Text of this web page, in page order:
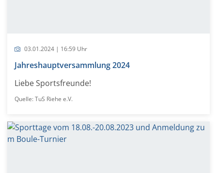
03.01.2024 | 16:59 Uhr
Jahreshauptversammlung 2024
Liebe Sportsfreunde!
Quelle: TuS Riehe e.V.